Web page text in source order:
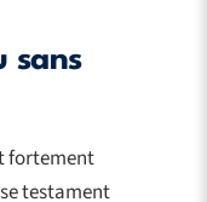
sans
fortement
testament